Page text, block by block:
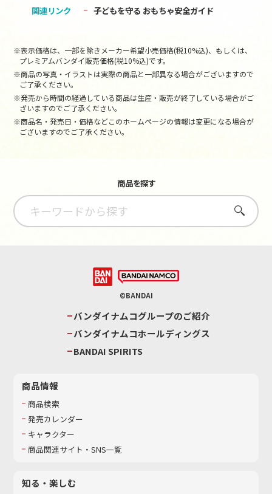
関連リンク 子どもを守る おもちゃ安全ガイド
※表示価格は、一部を除きメーカー希望小売価格(税10%込)、もしくは、
プレミアムバンダイ販売価格(税10%込)です。
※商品の写真・イラストは実際の商品と一部異なる場合がございますので
ご了承ください。
※発売から時間の経過している商品は生産・販売が終了している場合がご
ざいますのでご了承ください。
※商品名・発売日・価格などこのホームページの情報は変更になる場合が
ございますのでご了承ください。
商品を探す
さがす
©BANDAI
バンダイナムコグループのご紹介
バンダイナムコホールディングス
BANDAI SPIRITS
商品情報
商品検索
発売カレンダー
キャラクター
商品関連サイト・SNS一覧
知る・楽しむ